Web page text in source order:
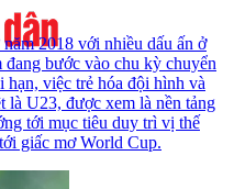
2018 với nhiều dấu ấn ở
bước vào chu kỳ chuyển
việc trẻ hóa đội hình và
là U23, được xem là nền tảng
tới mục tiêu duy trì vị thế
giấc mơ World Cup.